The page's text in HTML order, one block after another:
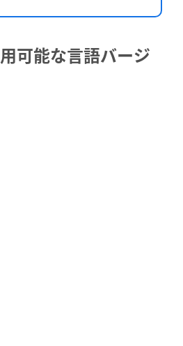
可能な言語バージ